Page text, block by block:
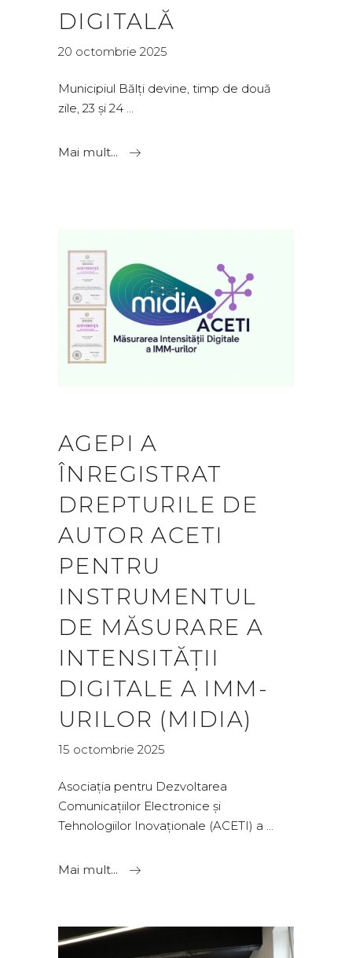
DIGITALĂ
20 octombrie 2025
Municipiul Bălți devine, timp de două
zile, 23 și 24
Mai mult...
AGEPI A
ÎNREGISTRAT
DREPTURILE DE
AUTOR ACETI
PENTRU
INSTRUMENTUL
DE MĂSURARE A
INTENSITĂȚII
DIGITALE A IMM-
URILOR (MIDIA)
15 octombrie 2025
Asociația pentru Dezvoltarea
Comunicațiilor Electronice și
Tehnologiilor Inovaționale (ACETI) a
Mai mult...